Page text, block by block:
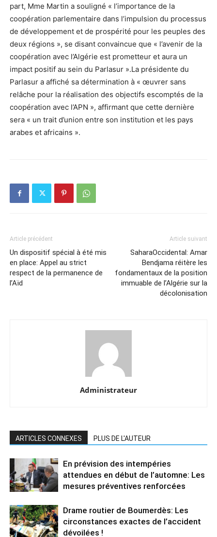
part, Mme Martin a souligné « l’importance de la
coopération parlementaire dans l’impulsion du processus
de développement et de prospérité pour les peuples des
deux régions », se disant convaincue que « l’avenir de la
coopération avec l’Algérie est prometteur et aura un
impact positif au sein du Parlasur ».La présidente du
Parlasur a affiché sa détermination à « œuvrer sans
relâche pour la réalisation des objectifs escomptés de la
coopération avec l’APN », affirmant que cette dernière
sera « un trait d’union entre son institution et les pays
arabes et africains ».
Article précédent
Un dispositif spécial à été mis
en place: Appel au strict
respect de la permanence de
l’Aïd
Article suivant
SaharaOccidental: Amar
Bendjama réitère les
fondamentaux de la position
immuable de l’Algérie sur la
décolonisation
Administrateur
ARTICLES CONNEXES PLUS DE L'AUTEUR
En prévision des intempéries
attendues en début de l’automne: Les
mesures préventives renforcées
Drame routier de Boumerdès: Les
circonstances exactes de l’accident
dévoilées !